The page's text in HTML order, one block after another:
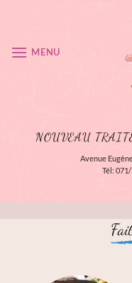
MENU
NOUVEAU
Avenue
Tél: